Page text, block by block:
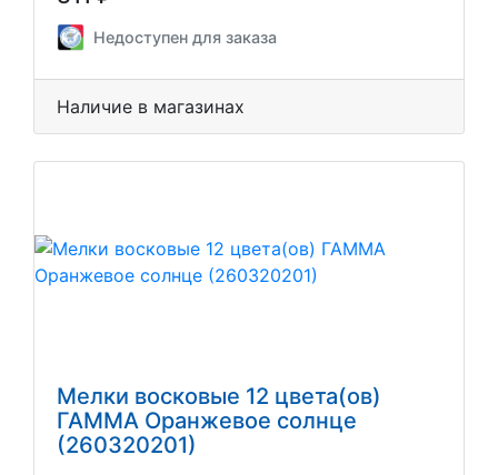
Недоступен для заказа
Наличие в магазинах
Мелки восковые 12 цвета(ов)
ГАММА Оранжевое солнце
(260320201)